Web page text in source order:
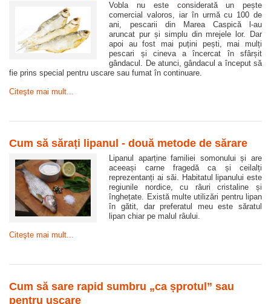
Vobla nu este considerată un pește
comercial valoros, iar în urmă cu 100 de
ani, pescarii din Marea Caspică l-au
aruncat pur și simplu din mrejele lor. Dar
apoi au fost mai puțini pești, mai mulți
pescari și cineva a încercat în sfârșit
gândacul. De atunci, gândacul a început să
fie prins special pentru uscare sau fumat în continuare.
Citeşte mai mult...
Cum să sărați lipanul - două metode de sărare
Lipanul aparține familiei somonului și are
aceeași carne fragedă ca și ceilalți
reprezentanți ai săi. Habitatul lipanului este
regiunile nordice, cu râuri cristaline și
înghețate. Există multe utilizări pentru lipan
în gătit, dar preferatul meu este săratul
lipan chiar pe malul râului.
Citeşte mai mult...
Cum să sare rapid sumbru „ca șprotul” sau
pentru uscare